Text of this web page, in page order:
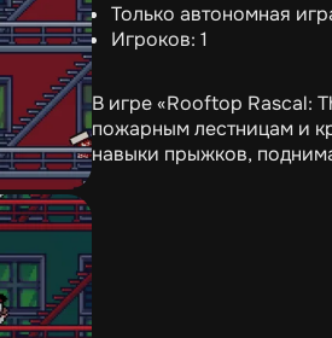
Только автономная
Игроков: 1
В игре «Rooftop Rascal:
пожарным лестницам и
навыки прыжков,